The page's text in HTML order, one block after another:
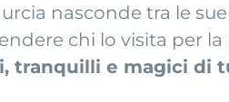
nasconde tra le
chi lo visita per
tranquilli e magici di